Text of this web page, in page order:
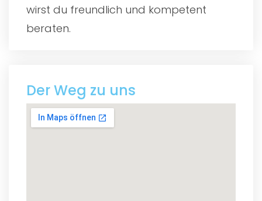
wirst du freundlich und kompetent
beraten.
Der Weg zu uns